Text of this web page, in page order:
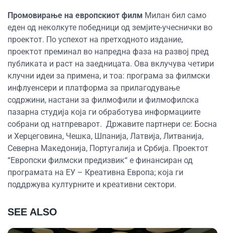
Промовирање на европскиот филм Милан бил само
еден од неколкуте победници од земјите-учеснички во
проектот. По успехот на претходното издание,
проектот преминал во напредна фаза на развој пред
публиката и раст на заедницата. Ова вклучува четири
клучни идеи за примена, и тоа: програма за филмски
инфлуенсери и платформа за прилагодување
содржини, настани за филмофили и филмофилска
пазарна студија која ги обработува информациите
собрани од натпреварот. Државите партнери се: Босна
и Херцеговина, Чешка, Шпанија, Латвија, Литванија,
Северна Македонија, Португалија и Србија. Проектот
“Европски филмски предизвик“ е финансиран од
програмата на ЕУ – Креативна Европа; која ги
поддржува културните и креативни сектори.
SEE ALSO